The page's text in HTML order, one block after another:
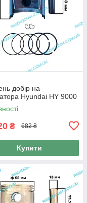
добір на
Hyundai HY 9000
₴ 682 ₴
Купити